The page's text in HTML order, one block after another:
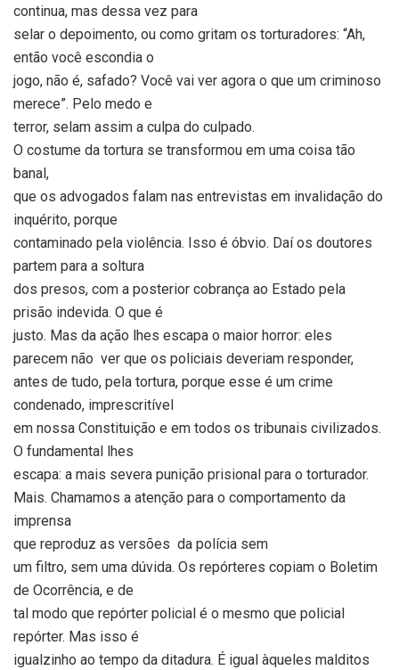
continua, mas dessa vez para
selar o depoimento, ou como gritam os torturadores: “Ah,
então você escondia o
jogo, não é, safado? Você vai ver agora o que um criminoso
merece”. Pelo medo e
terror, selam assim a culpa do culpado.
O costume da tortura se transformou em uma coisa tão
banal,
que os advogados falam nas entrevistas em invalidação do
inquérito, porque
contaminado pela violência. Isso é óbvio. Daí os doutores
partem para a soltura
dos presos, com a posterior cobrança ao Estado pela
prisão indevida. O que é
justo. Mas da ação lhes escapa o maior horror: eles
parecem não ver que os policiais deveriam responder,
antes de tudo, pela tortura, porque esse é um crime
condenado, imprescritível
em nossa Constituição e em todos os tribunais civilizados.
O fundamental lhes
escapa: a mais severa punição prisional para o torturador.
Mais. Chamamos a atenção para o comportamento da
imprensa
que reproduz as versões da polícia sem
um filtro, sem uma dúvida. Os repórteres copiam o Boletim
de Ocorrência, e de
tal modo que repórter policial é o mesmo que policial
repórter. Mas isso é
igualzinho ao tempo da ditadura. É igual àqueles malditos